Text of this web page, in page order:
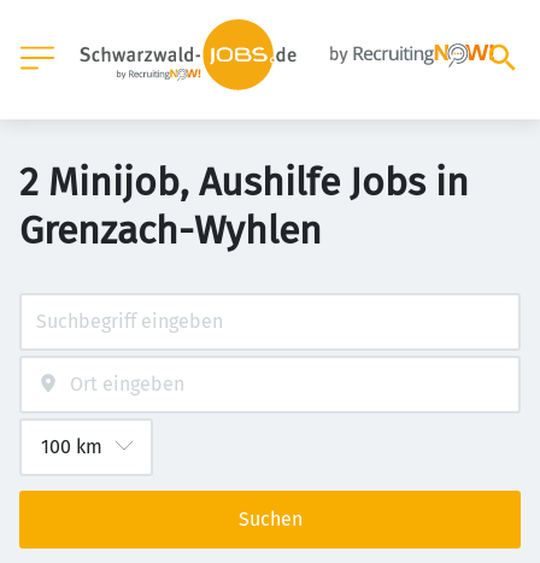
2 Minijob, Aushilfe Jobs in
Grenzach-Wyhlen
Suchen